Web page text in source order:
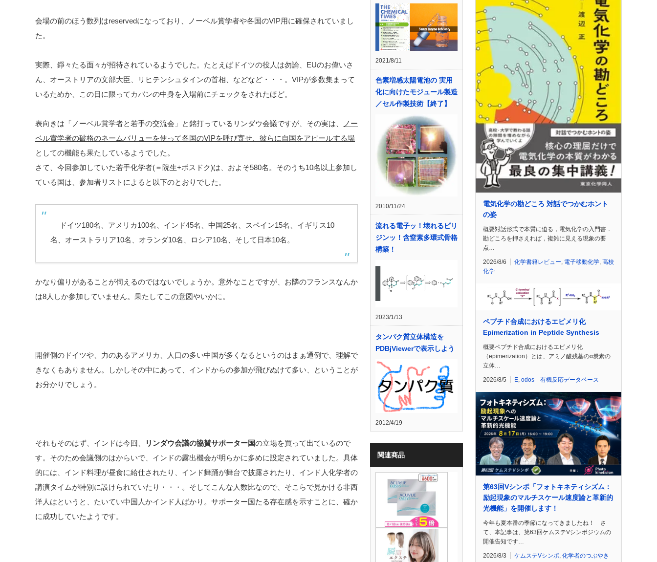
会場の前のほう数列はreservedになっており、ノーベル賞学者や各国のVIP用に確保されていまし
た。
実際、錚々たる面々が招待されているようでした。たとえばドイツの役人は勿論、EUのお偉いさ
ん、オーストリアの文部大臣、リヒテンシュタインの首相、などなど・・・。VIPが多数集まって
いるためか、この日に限ってカバンの中身を入場前にチェックをされたほど。
表向きは「ノーベル賞学者と若手の交流会」と銘打っているリンダウ会議ですが、その実は、
ノー
ベル賞学者の破格のネームバリューを使って各国のVIPを呼び寄せ、彼らに自国をアピールする場
としての機能も果たしているようでした。
さて、今回参加していた若手化学者(＝院生+ポスドク)は、およそ580名。そのうち10名以上参加し
ている国は、参加者リストによると以下のとおりでした。
ドイツ180名、アメリカ100名、インド45名、中国25名、スペイン15名、イギリス10
名、オーストラリア10名、オランダ10名、ロシア10名、そして日本10名。
かなり偏りがあることが伺えるのではないでしょうか。意外なことですが、お隣のフランスなんか
は8人しか参加していません。果たしてこの意図やいかに。
開催側のドイツや、力のあるアメリカ、人口の多い中国が多くなるというのはまぁ通例で、理解で
きなくもありません。しかしその中にあって、インドからの参加が飛びぬけて多い、ということが
お分かりでしょう。
それもそのはず、インドは今回、 リンダウ会議の協賛サポーター国の立場を買って出ているので
す。そのため会議側のはからいで、インドの露出機会が明らかに多めに設定されていました。具体
的には、インド料理が昼食に給仕されたり、インド舞踊が舞台で披露されたり、インド人化学者の
講演タイムが特別に設けられていたり・・・。そしてこんな人数比なので、そこらで見かける非西
洋人はというと、たいてい中国人かインド人ばかり。サポーター国たる存在感を示すことに、確か
に成功していたようです。
2021/8/11
色素増感太陽電池の 実用
化に向けたモジュール製造
／セル作製技術【終了】
2010/11/24
流れる電子ッ！壊れるピリ
ジンッ！含窒素多環式骨格
構築！
2023/1/13
タンパク質立体構造を
PDBjViewerで表示しよう
2012/4/19
関連商品
電気化学の勘どころ 対話でつかむホント
の姿
概要対話形式で本質に迫る，電気化学の入門書．
勘どころを押さえれば，複雑に見える現象の要
点…
2026/8/6 化学書籍レビュー 電子移動化学 高校
化学
ペプチド合成におけるエピメリ化
Epimerization in Peptide Synthesis
概要ペプチド合成におけるエピメリ化
（epimerization）とは、アミノ酸残基のα炭素の
立体…
2026/8/5 E odos 有機反応データベース
第63回Vシンポ「フォトキネティシズム：
励起現象のマルチスケール速度論と革新的
光機能」を開催します！
今年も夏本番の季節になってきましたね！ さ
て、本記事は、第63回ケムステVシンポジウムの
開催告知です…
2026/8/3 ケムステVシンポ, 化学者のつぶやき